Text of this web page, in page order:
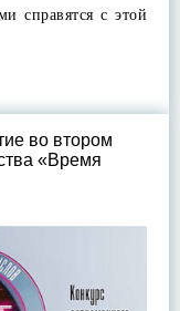
справятся с этой
во втором
«Время